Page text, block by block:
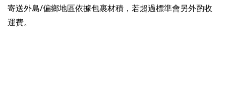
寄送外島/偏鄉地區依據包裹材積，若超過標準會另外酌收
運費。